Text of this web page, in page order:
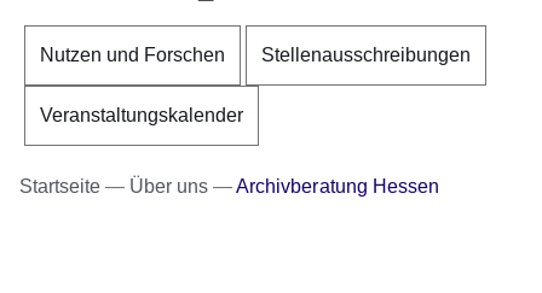
Nutzen und Forschen Stellenausschreibungen
Veranstaltungskalender
Startseite Über uns Archivberatung Hessen